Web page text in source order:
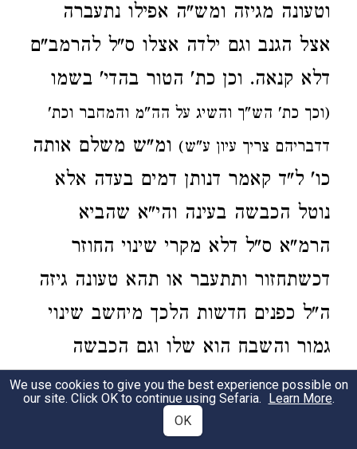
וטעונה מגיזה ומש"ה אפילו נתעברה
אצל הגנב וגם ילדה אצלו ס"ל להרמב"ם
דלא קנאה. וכן כת' הטור בהדי' בשמו
(וכך כת' הש"ך והשיג על הה"מ והמחבר וכת'
דדבריהם צריך עיון ע"ש) ומ"ש משלם אותה
כו' ל"ד קאמר דנותן דמים בעדה אלא
נוטל הכבשה בעינה והי"א שהביא
הרמ"א ס"ל דלא מקרי שינוי החוזר
דכשתחזור ותתעבר או תהא טעונה גיזה
ה"ל כפנים חדשות הלכך מיחשב שינוי
גמור והשבח הוא שלו וגם הכבשה
בעינה תשאר בידו אלא שמשלם
להבעלים דמיה עכ"ל ועיין במהרש"ל
We use cookies to give you the best experience possible on
our site. Click OK to continue using Sefaria. Learn More.
OK